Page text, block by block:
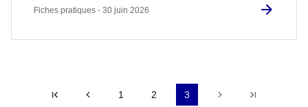
Fiches pratiques - 30 juin 2026
Précédent
1 2 3 Suivant